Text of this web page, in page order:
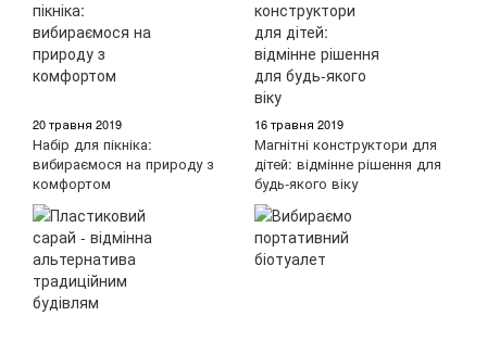
20 травня 2019
Набір для пікніка:
вибираємося на природу з
комфортом
16 травня 2019
Магнітні конструктори для
дітей: відмінне рішення для
будь-якого віку